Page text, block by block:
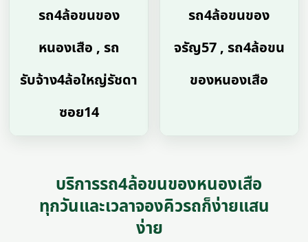
รถ4ล้อขนของ
หนองเสือ , รถ
รับจ้าง4ล้อใหญ่รัชดา
ซอย14
รถ4ล้อขนของ
จรัญ57 , รถ4ล้อขน
ของหนองเสือ
บริการรถ4ล้อขนของหนองเสือ
ทุกวันและเวลาจองคิวรถก็ง่ายแสน
ง่าย